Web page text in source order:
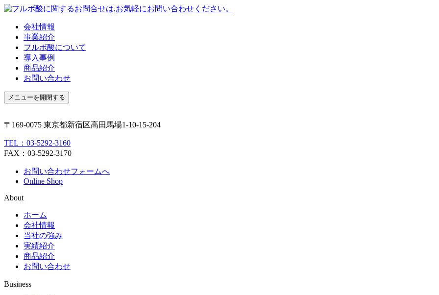
会社情報
事業紹介
フルボ酸について
導入事例
商品紹介
お問い合わせ
メニューを開閉する
〒169-0075 東京都新宿区高田馬場1-10-15-204
TEL：03-5292-3160
FAX：03-5292-3170
お問い合わせフォームへ
Online Shop
About
ホーム
会社情報
当社の強み
実績紹介
商品紹介
お問い合わせ
Business